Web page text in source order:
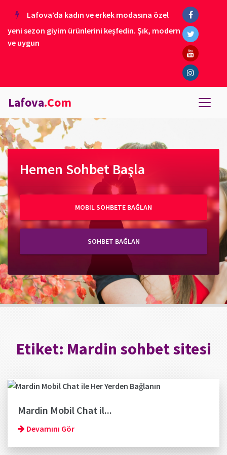
Lafova’da kadın ve erkek modasına özel
yeni sezon giyim ürünlerini keşfedin. Şık, modern
ve uygun
Lafova.Com
Hemen Sohbet Başla
MOBIL SOHBETE BAĞLAN
SOHBET BAĞLAN
Etiket: Mardin sohbet sitesi
Mardin Mobil Chat il...
Devamını Gör